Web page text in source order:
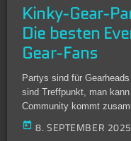
Kinky-Gear-
Die besten
Gear-Fans
Partys sind für
sind Treffpunkt, man
Community kommt
Berlin über Mannheim bis
du Puppy bist, MX liebst,
today 8. SEPTEMBER 2025